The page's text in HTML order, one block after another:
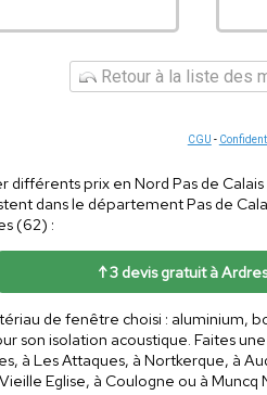
Retour à la liste des
CGU -
différents prix en Nord Pas de
dans le département Pas de
(62) :
↑ 3 devis gratuit à
de fenêtre choisi : aluminium,
son isolation acoustique. Faites
à Les Attaques, à Nortkerque, à
Eglise, à Coulogne ou à Muncq